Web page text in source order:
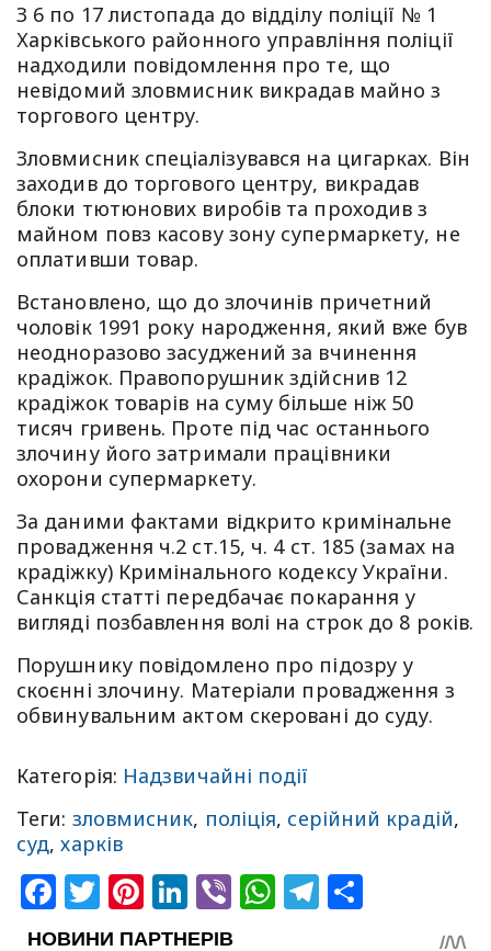
З 6 по 17 листопада до відділу поліції № 1
Харківського районного управління поліції
надходили повідомлення про те, що
невідомий зловмисник викрадав майно з
торгового центру.
Зловмисник спеціалізувався на цигарках. Він
заходив до торгового центру, викрадав
блоки тютюнових виробів та проходив з
майном повз касову зону супермаркету, не
оплативши товар.
Встановлено, що до злочинів причетний
чоловік 1991 року народження, який вже був
неодноразово засуджений за вчинення
крадіжок. Правопорушник здійснив 12
крадіжок товарів на суму більше ніж 50
тисяч гривень. Проте під час останнього
злочину його затримали працівники
охорони супермаркету.
За даними фактами відкрито кримінальне
провадження ч.2 ст.15, ч. 4 ст. 185 (замах на
крадіжку) Кримінального кодексу України.
Санкція статті передбачає покарання у
вигляді позбавлення волі на строк до 8 років.
Порушнику повідомлено про підозру у
скоєнні злочину. Матеріали провадження з
обвинувальним актом скеровані до суду.
Категорія: Надзвичайні події
Теги: зловмисник, поліція, серійний крадій,
суд,харків
Facebook
Twitter
Pinterest
LinkedIn
ViberWhatsApp
Telegram